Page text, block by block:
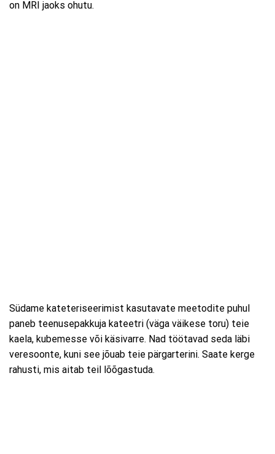
on MRI jaoks ohutu.
Südame kateteriseerimist kasutavate meetodite puhul
paneb teenusepakkuja kateetri (väga väikese toru) teie
kaela, kubemesse või käsivarre. Nad töötavad seda läbi
veresoonte, kuni see jõuab teie pärgarterini. Saate kerge
rahusti, mis aitab teil lõõgastuda.